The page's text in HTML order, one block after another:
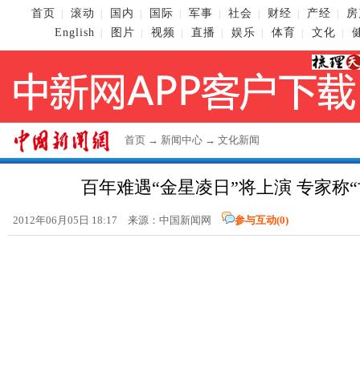
首页 滚动 国内 国际 军事 社会 财经 产经
English
图片 视频 直播 娱乐 体育 文化
首页 → 新闻中心 → 文化新闻
百年难遇“金星凌日”将上演 专家称
2012年06月05日 18:17 来源： 中国新闻网 参与互动(0)